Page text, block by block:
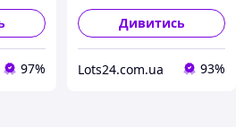
97%
Дивитись
Lots24.com.ua 93%